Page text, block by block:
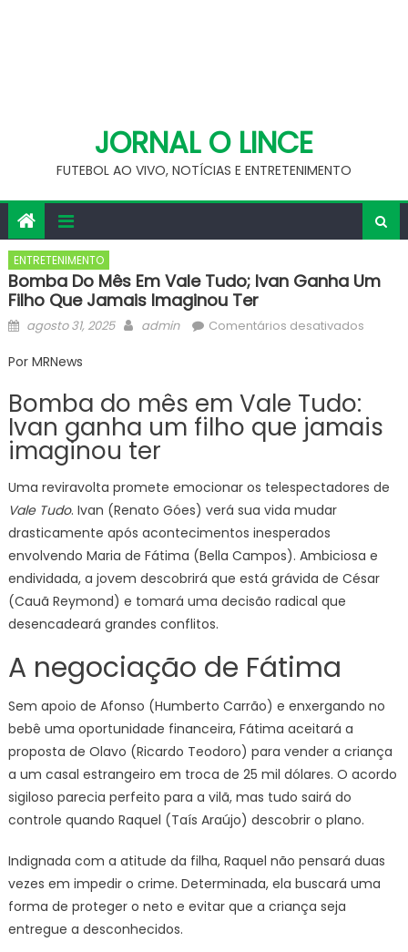
JORNAL O LINCE
FUTEBOL AO VIVO, NOTÍCIAS E ENTRETENIMENTO
ENTRETENIMENTO
Bomba Do Mês Em Vale Tudo; Ivan Ganha Um
Filho Que Jamais Imaginou Ter
Posted
agosto 31, 2025 Author
admin Comentários desativadosem
Vale
ganha
que
jamais
Por MRNews
Bomba do mês em Vale Tudo:
Ivan ganha um filho que jamais
imaginou ter
Uma reviravolta promete emocionar os telespectadores de
Vale Tudo. Ivan (Renato Góes) verá sua vida mudar
drasticamente após acontecimentos inesperados
envolvendo Maria de Fátima (Bella Campos). Ambiciosa e
endividada, a jovem descobrirá que está grávida de César
(Cauã Reymond) e tomará uma decisão radical que
desencadeará grandes conflitos.
A negociação de Fátima
Sem apoio de Afonso (Humberto Carrão) e enxergando no
bebê uma oportunidade financeira, Fátima aceitará a
proposta de Olavo (Ricardo Teodoro) para vender a criança
a um casal estrangeiro em troca de 25 mil dólares. O acordo
sigiloso parecia perfeito para a vilã, mas tudo sairá do
controle quando Raquel (Taís Araújo) descobrir o plano.
Indignada com a atitude da filha, Raquel não pensará duas
vezes em impedir o crime. Determinada, ela buscará uma
forma de proteger o neto e evitar que a criança seja
entregue a desconhecidos.